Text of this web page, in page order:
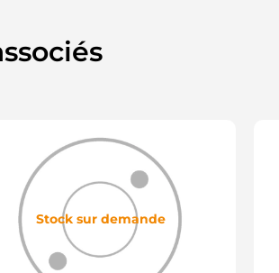
SOL1299 ELECTROLOG
SOL1464 ELECTROLOG
F032332884 CARGO
F032137175 CARGO
Stock sur demande